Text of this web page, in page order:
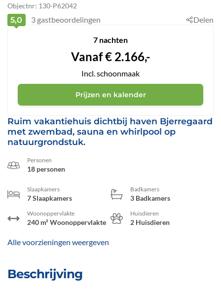
Objectnr: 130-P62042
Ruim vakantiehuis dichtbij haven Bjerregaard
met zwembad, sauna en whirlpool op
natuurgrondstuk.
Personen
18 personen
Slaapkamers
7 Slaapkamers
Badkamers
3 Badkamers
Woonoppervlakte
240 m² Woonoppervlakte
Huisdieren
2 Huisdieren
Alle voorzieningen weergeven
Beschrijving
5,0 3gastbeoordelingen Delen
7 nachten
Vanaf€ 2.166,-
Incl. schoonmaak
Prijzen en kalender